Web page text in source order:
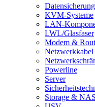
Datensicherung
KVM-Systeme
LAN-
LWL/Glasfaser
Modem &
Netzwerkkabel
Powerline
Server
Storage & NAS